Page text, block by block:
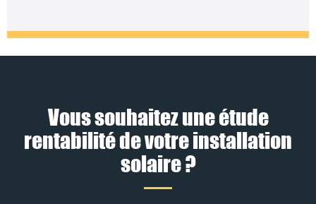
Vous souhaitez une étude
rentabilité de votre installation
solaire ?